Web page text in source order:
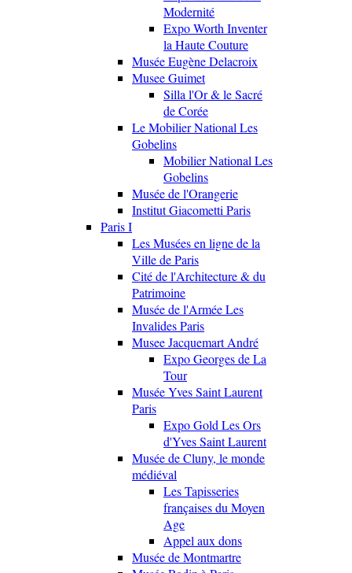
Modernité
Expo Worth Inventer
la Haute Couture
Musée Eugène Delacroix
Musee Guimet
Silla l'Or & le Sacré
de Corée
Le Mobilier National Les
Gobelins
Mobilier National Les
Gobelins
Musée de l'Orangerie
Institut Giacometti Paris
Paris I
Les Musées en ligne de la
Ville de Paris
Cité de l'Architecture & du
Patrimoine
Musée de l'Armée Les
Invalides Paris
Musee Jacquemart André
Expo Georges de La
Tour
Musée Yves Saint Laurent
Paris
Expo Gold Les Ors
d'Yves Saint Laurent
Musée de Cluny, le monde
médiéval
Les Tapisseries
françaises du Moyen
Age
Appel aux dons
Musée de Montmartre